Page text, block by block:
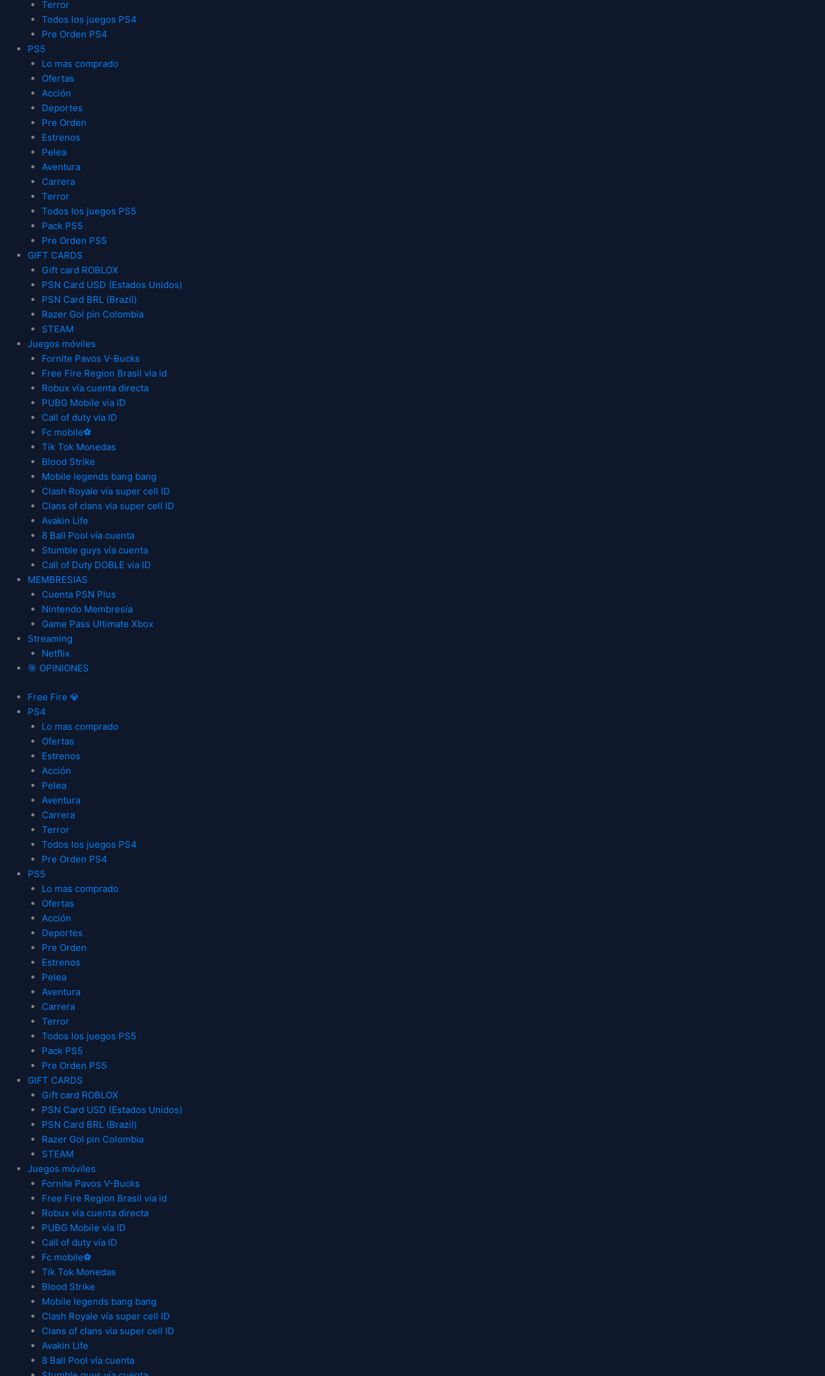
Terror
Todos los juegos PS4
Pre Orden PS4
PS5
Lo mas comprado
Ofertas
Acción
Deportes
Pre Orden
Estrenos
Pelea
Aventura
Carrera
Terror
Todos los juegos PS5
Pack PS5
Pre Orden PS5
GIFT CARDS
Gift card ROBLOX
PSN Card USD (Estados Unidos)
PSN Card BRL (Brazil)
Razer Gol pin Colombia
STEAM
Juegos móviles
Fornite Pavos V-Bucks
Free Fire Region Brasil via id
Robux vía cuenta directa
PUBG Mobile vía ID
Call of duty vía ID
Fc mobile⚽
Tik Tok Monedas
Blood Strike
Mobile legends bang bang
Clash Royale vía super cell ID
Clans of clans via super cell ID
Avakin Life
8 Ball Pool vía cuenta
Stumble guys vía cuenta
Call of Duty DOBLE via ID
MEMBRESIAS
Cuenta PSN Plus
Nintendo Membresía
Game Pass Ultimate Xbox
Streaming
Netflix
🎯 OPINIONES
Free Fire 💎
PS4
Lo mas comprado
Ofertas
Estrenos
Acción
Pelea
Aventura
Carrera
Terror
Todos los juegos PS4
Pre Orden PS4
PS5
Lo mas comprado
Ofertas
Acción
Deportes
Pre Orden
Estrenos
Pelea
Aventura
Carrera
Terror
Todos los juegos PS5
Pack PS5
Pre Orden PS5
GIFT CARDS
Gift card ROBLOX
PSN Card USD (Estados Unidos)
PSN Card BRL (Brazil)
Razer Gol pin Colombia
STEAM
Juegos móviles
Fornite Pavos V-Bucks
Free Fire Region Brasil via id
Robux vía cuenta directa
PUBG Mobile vía ID
Call of duty vía ID
Fc mobile⚽
Tik Tok Monedas
Blood Strike
Mobile legends bang bang
Clash Royale vía super cell ID
Clans of clans via super cell ID
Avakin Life
8 Ball Pool vía cuenta